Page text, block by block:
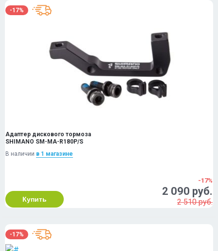
-17%
Адаптер дискового тормоза
SHIMANO SM-MA-R180P/S
В наличии в 1 магазинe
Купить
-17%
2 090 руб.
2 510 руб.
-17%